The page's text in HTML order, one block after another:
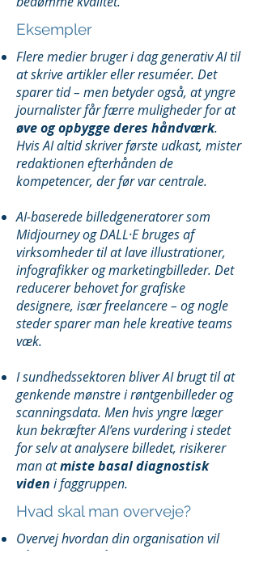
Eksempler
Flere medier bruger i dag generativ AI til
at skrive artikler eller resuméer. Det
sparer tid – men betyder også, at yngre
journalister får færre muligheder for at
øve og opbygge deres håndværk.
Hvis AI altid skriver første udkast, mister
redaktionen efterhånden de
kompetencer, der før var centrale.
AI-baserede billedgeneratorer som
Midjourney og DALL·E bruges af
virksomheder til at lave illustrationer,
infografikker og marketingbilleder. Det
reducerer behovet for grafiske
designere, især freelancere – og nogle
steder sparer man hele kreative teams
væk.
I sundhedssektoren bliver AI brugt til at
genkende mønstre i røntgenbilleder og
scanningsdata. Men hvis yngre læger
kun bekræfter AI’ens vurdering i stedet
for selv at analysere billedet, risikerer
man atmiste basal diagnostisk
viden i faggruppen.
Hvad skal man overveje?
Overvej hvordan din organisation vil
håndtere det, når AI begynder at